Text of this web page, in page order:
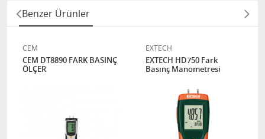
Benzer Ürünler
CEM
CEM DT8890 FARK BASINÇ
ÖLÇER
EXTECH
EXTECH HD750 Fark
Basınç Manometresi